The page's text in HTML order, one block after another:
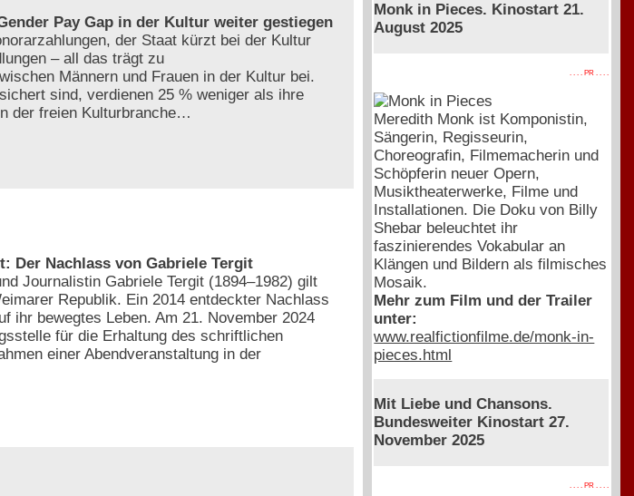
Pay Gap in der Kultur weiter gestiegen
der Staat kürzt bei der Kultur
– all das trägt zu
Männern und Frauen in der Kultur bei.
sind, verdienen 25 % weniger als ihre
der freien Kulturbranche…
Der Nachlass von Gabriele Tergit
Journalistin Gabriele Tergit (1894–1982) gilt
Republik. Ein 2014 entdeckter Nachlass
ihr bewegtes Leben. Am 21. November 2024
für die Erhaltung des schriftlichen
einer Abendveranstaltung in der
Monk in Pieces. Kinostart 21.
August 2025
. . . . PR . . . .
Meredith Monk ist Komponistin,
Sängerin, Regisseurin,
Choreografin, Filmemacherin und
Schöpferin neuer Opern,
Musiktheaterwerke, Filme und
Installationen. Die Doku von Billy
Shebar beleuchtet ihr
faszinierendes Vokabular an
Klängen und Bildern als filmisches
Mosaik.
Mehr zum Film und der Trailer
unter:
www.realfictionfilme.de/monk-in-
pieces.html
Mit Liebe und Chansons.
Bundesweiter Kinostart 27.
November 2025
. . . . PR . . . .